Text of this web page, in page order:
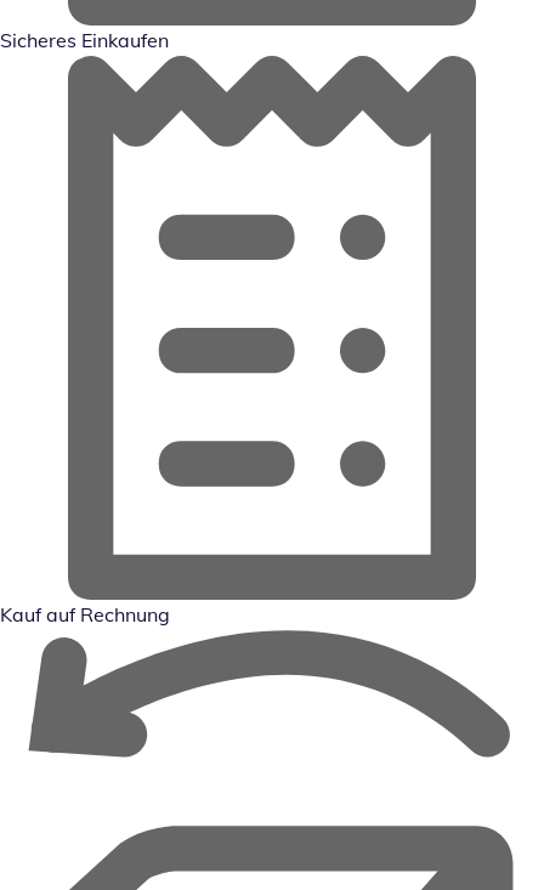
Sicheres Einkaufen
Kauf auf Rechnung